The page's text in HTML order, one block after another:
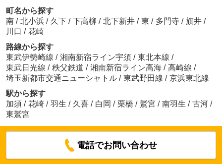
町名から探す
南 / 北小浜 / 久下 / 下高柳 / 北下新井 / 東 / 多門寺 / 旗井 /
川口 / 花崎
路線から探す
東武伊勢崎線 / 湘南新宿ライン宇須 / 東北本線 /
東武日光線 / 秩父鉄道 / 湘南新宿ライン高海 / 高崎線 /
埼玉新都市交通ニューシャトル / 東武野田線 / 京浜東北線
駅から探す
加須 / 花崎 / 羽生 / 久喜 / 白岡 / 栗橋 / 鷲宮 / 南羽生 / 古河 /
東鷲宮
電話でお問い合わせ